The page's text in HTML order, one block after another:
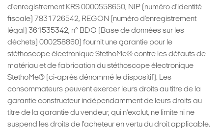
d'enregistrement KRS 0000558650, NIP (numéro d'identité
fiscale) 7831726542, REGON (numéro d’enregistrement
légal) 361535342, n° BDO (Base de données sur les
déchets) 000258860) fournit une garantie pour le
stéthoscope électronique StethoMe® contre les défauts de
matériau et de fabrication du stéthoscope électronique
StethoMe® (ci-après dénommé le dispositif). Les
consommateurs peuvent exercer leurs droits au titre de la
garantie constructeur indépendamment de leurs droits au
titre de la garantie du vendeur, qui n'exclut, ne limite ni ne
suspend les droits de l'acheteur en vertu du droit applicable.